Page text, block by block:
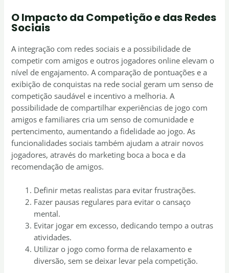
O Impacto da Competição e das Redes
Sociais
A integração com redes sociais e a possibilidade de
competir com amigos e outros jogadores online elevam o
nível de engajamento. A comparação de pontuações e a
exibição de conquistas na rede social geram um senso de
competição saudável e incentivo a melhoria. A
possibilidade de compartilhar experiências de jogo com
amigos e familiares cria um senso de comunidade e
pertencimento, aumentando a fidelidade ao jogo. As
funcionalidades sociais também ajudam a atrair novos
jogadores, através do marketing boca a boca e da
recomendação de amigos.
Definir metas realistas para evitar frustrações.
Fazer pausas regulares para evitar o cansaço
mental.
Evitar jogar em excesso, dedicando tempo a outras
atividades.
Utilizar o jogo como forma de relaxamento e
diversão, sem se deixar levar pela competição.